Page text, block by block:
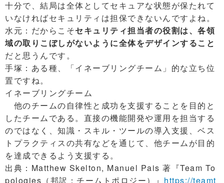
十分で、結局は全体としてセキュアな状態が保たれて
いなければセキュリティは担保できないんですよね。
水元：だからこそセキュリティ担当者の役割は、各領
域の取りこぼしがないように全体をデザインすること
だと思うんです。
手塚：ある種、「イネーブリングチーム」的な立ち位
置ですね。
イネーブリングチーム
他のチームの自律性と成功を支援することを目的と
したチームである。直接の機能開発や運用を担当する
のではなく、知識・スキル・ツールの導入支援、ベス
トプラクティスの共有などを通じて、他チームが目的
を達成できるよう支援する。
出典：Matthew Skelton, Manuel Pais 著『Team To
pologies（邦訳：チームトポロジー）』 https://teamt